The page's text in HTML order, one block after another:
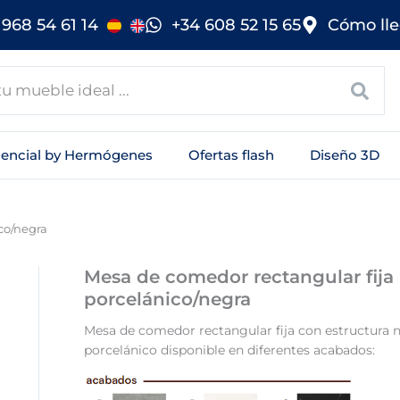
968 54 61 14 +34 608 52 15 65 Cómo
by Hermógenes Ofertas flash Diseño 3D
negra
Mesa de comedor rectangular fija
porcelánico/negra
Mesa de comedor rectangular fija con estructura
porcelánico disponible en diferentes acabados: